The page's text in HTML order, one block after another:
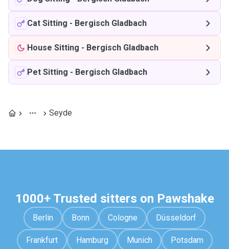
Cat Sitting - Bergisch Gladbach
House Sitting - Bergisch Gladbach
Pet Sitting - Bergisch Gladbach
Seyde
1000+ Trusted sitters on Pawshake
Berlin Bonn Cologne Düsseldorf
Frankfurt Hamburg Munich Potsdam